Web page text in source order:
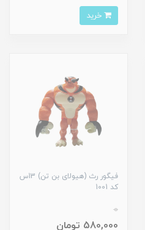
فیگور رث (هیولای بن تن) 13س
کد 1001
0
580,000 تومان